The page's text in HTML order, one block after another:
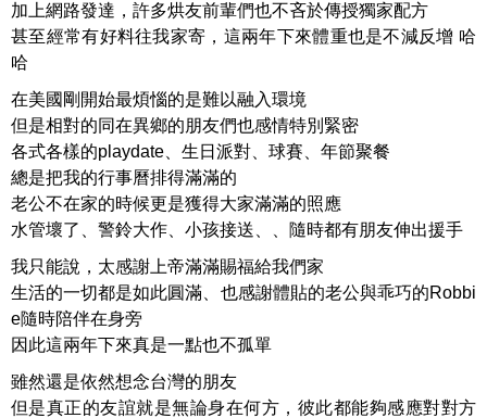
加上網路發達，許多烘友前輩們也不吝於傳授獨家配方
甚至經常有好料往我家寄，這兩年下來體重也是不減反增 哈
哈
在美國剛開始最煩惱的是難以融入環境
但是相對的同在異鄉的朋友們也感情特別緊密
各式各樣的playdate、生日派對、球賽、年節聚餐
總是把我的行事曆排得滿滿的
老公不在家的時候更是獲得大家滿滿的照應
水管壞了、警鈴大作、小孩接送、、隨時都有朋友伸出援手
我只能說，太感謝上帝滿滿賜福給我們家
生活的一切都是如此圓滿、也感謝體貼的老公與乖巧的Robbi
e隨時陪伴在身旁
因此這兩年下來真是一點也不孤單
雖然還是依然想念台灣的朋友
但是真正的友誼就是無論身在何方，彼此都能夠感應對對方